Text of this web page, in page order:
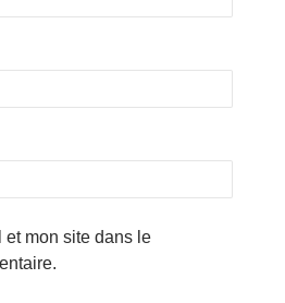
et mon site dans le